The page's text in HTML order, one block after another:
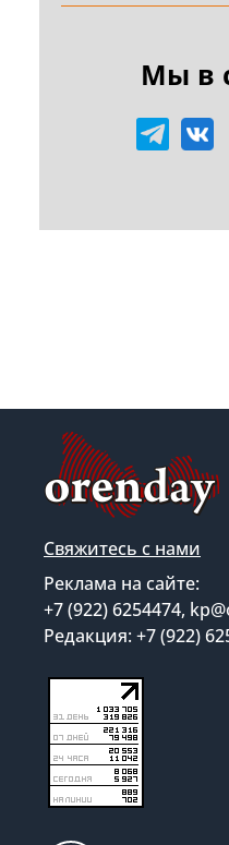
Мы в
Свяжитесь с нами
Реклама на сайте:
+7 (922) 6254474,
Редакция: +7 (922)